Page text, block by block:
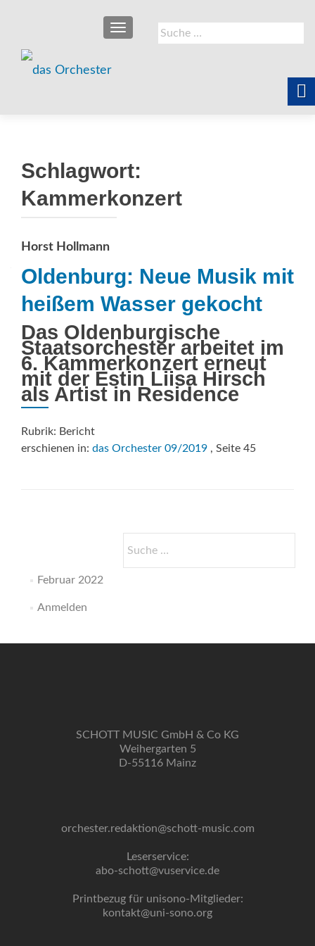
Suche
nach:
SCHALTE NAVIGATION
Schlagwort:
Kammerkonzert
Horst Hollmann
Oldenburg: Neue Musik mit
heißem Wasser gekocht
Das Oldenburgische
Staatsorchester arbeitet im
6. Kammerkonzert erneut
mit der Estin Liisa Hirsch
als Artist in Residence
Rubrik: Bericht
erschienen in: das Orchester 09/2019 , Seite 45
nach:
Februar 2022
Anmelden
SCHOTT MUSIC GmbH & Co KG
Weihergarten 5
D-55116 Mainz
orchester.redaktion@schott-music.com
Leserservice:
abo-schott@vuservice.de
Printbezug für unisono-Mitglieder:
kontakt@uni-sono.org